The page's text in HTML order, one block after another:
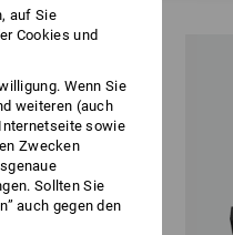
auf Sie
Cookies und
Wenn Sie
weiteren (auch
sowie
Zwecken
Sollten Sie
auch gegen den